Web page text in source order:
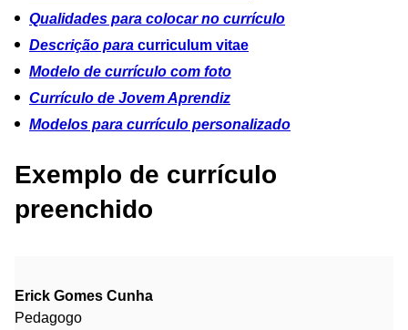
Qualidades para colocar no currículo
Descrição para curriculum vitae
Modelo de currículo com foto
Currículo de Jovem Aprendiz
Modelos para currículo personalizado
Exemplo de currículo
preenchido
Erick Gomes Cunha
Pedagogo